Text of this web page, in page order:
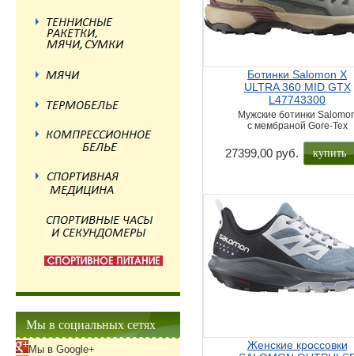
Ботинки Salomon X
ULTRA 360 MID GTX
L47743300
Мужские ботинки
с мембраной Gore-Tex
27399,00 руб. купить
Женские кроссовки
Мы в социальных сетях
Мы в Google+